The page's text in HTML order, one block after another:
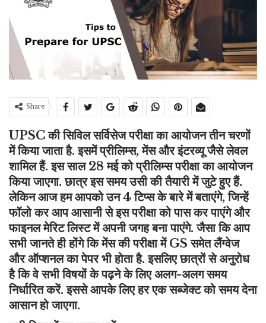
Share
UPSC की सिविल सर्विसेज परीक्षा का आयोजन तीन चरणों
में किया जाता है. इसमें प्रीलिम्स, मेंस और इंटरव्यू जैसे लेवल
शामिल हैं. इस साल 28 मई को प्रीलिम्स परीक्षा का आयोजन
किया जाएगा. छात्र इस समय उसी की तैयारी में जुटे हुए हैं.
लेकिन आज हम आपको उन 4 टिप्स के बारे में बताएंगे, जिन्हें
फॉलो कर आप आसानी से इस परीक्षा को पास कर पाएंगे और
फाइनल मेरिट लिस्ट में अपनी जगह बना पाएंगे. जैसा कि आप
सभी जानते ही होंगे कि मेंस की परीक्षा में GS समेत लैंग्वेज
और ऑप्शनल का पेपर भी होता है. इसलिए छात्रों से अनुरोध
है कि वे सभी विषयों के पढ़ने के लिए अलग-अलग समय
निर्धारित करें. इससे आपके लिए हर एक सब्जेक्ट को समय देना
आसान हो जाएगा.